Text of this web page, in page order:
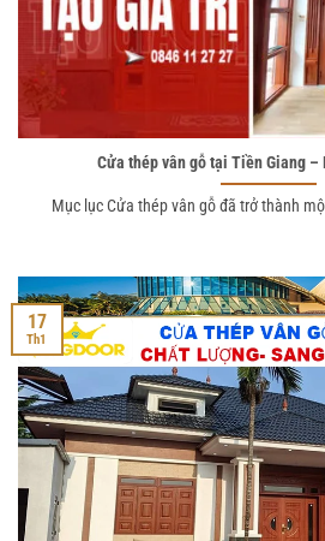
Cửa thép vân gỗ tại Tiền Giang
Mục lục Cửa thép vân gỗ đã trở thành
17
Th1